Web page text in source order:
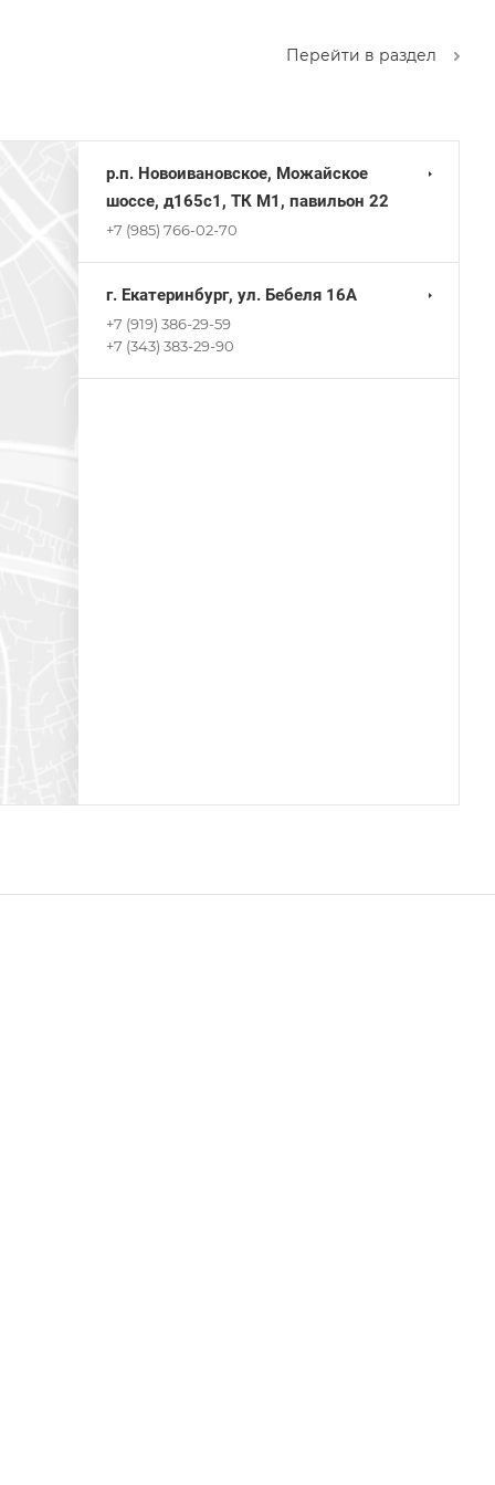
Перейти в раздел
р.п. Новоивановское, Можайское
шоссе, д165с1, ТК М1, павильон 22
+7 (985) 766-02-70
г. Екатеринбург, ул. Бебеля 16А
+7 (919) 386-29-59
+7 (343) 383-29-90